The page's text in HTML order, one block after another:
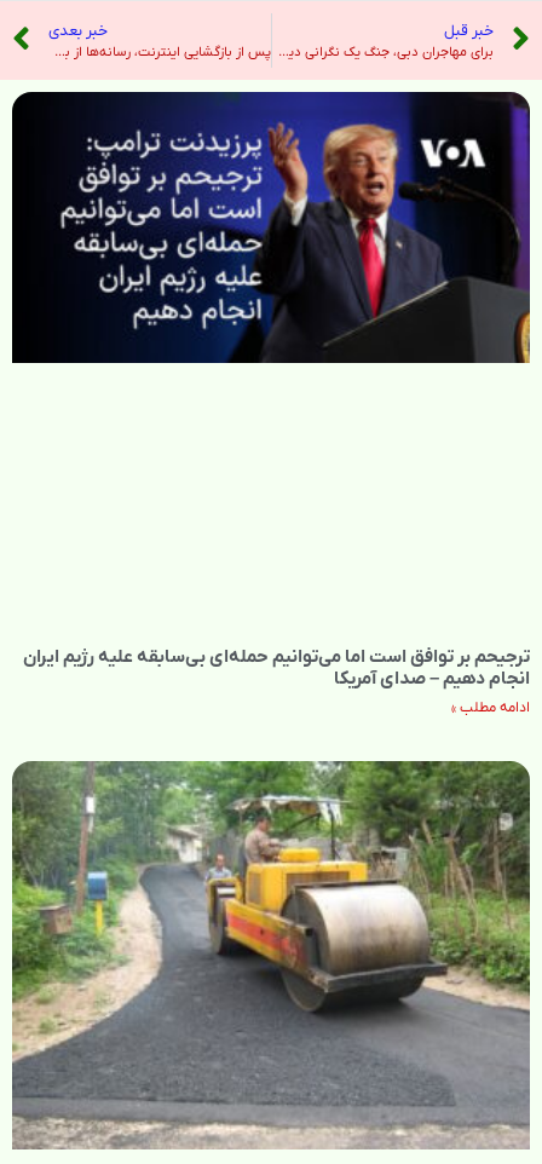
خبر قبل
برای مهاجران دبی، جنگ یک نگرانی دیگر در زندگی های فوق استرس است – نیویورک تایمز
خبر بعدی
پس از بازگشایی اینترنت، رسانه‌ها از به‌روزرسانی فیلترینگ می‌گویند – صدای آمریکا
ترجیحم بر توافق است اما می‌توانیم حمله‌ای بی‌سابقه علیه رژیم ایران
انجام دهیم – صدای آمریکا
ادامه مطلب »